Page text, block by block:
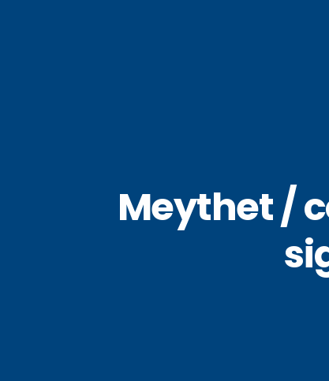
Meythet /